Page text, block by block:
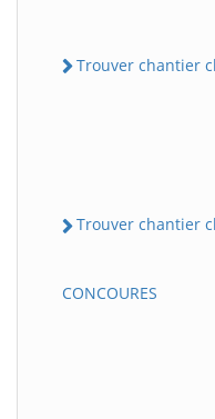
Trouver chantier
Trouver chantier
CONCOURES